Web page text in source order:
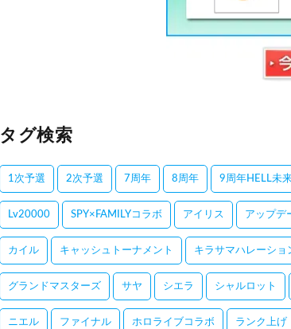
タグ検索
1次予選 2次予選 7周年 8周年 9周年HELL未
Lv20000 SPY×FAMILYコラボ アイリス アップデ
カイル キャッシュトーナメント キラサマハレーショ
グランドマスターズ サヤ シエラ シャルロット
ニエル ファイナル ホロライブコラボ ランク上げ